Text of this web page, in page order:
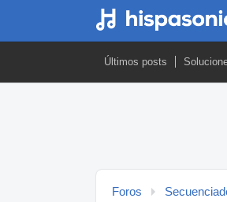
Últimos posts
Foros